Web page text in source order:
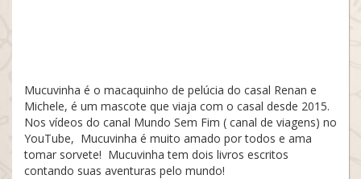
Mucuvinha é o macaquinho de pelúcia do casal Renan e
Michele, é um mascote que viaja com o casal desde 2015.
Nos vídeos do canal Mundo Sem Fim ( canal de viagens) no
YouTube, Mucuvinha é muito amado por todos e ama
tomar sorvete! Mucuvinha tem dois livros escritos
contando suas aventuras pelo mundo!